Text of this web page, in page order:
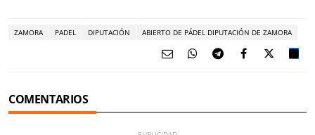
ZAMORA PADEL DIPUTACIÓN ABIERTO DE PÁDEL DIPUTACIÓN DE ZAMORA
COMENTARIOS